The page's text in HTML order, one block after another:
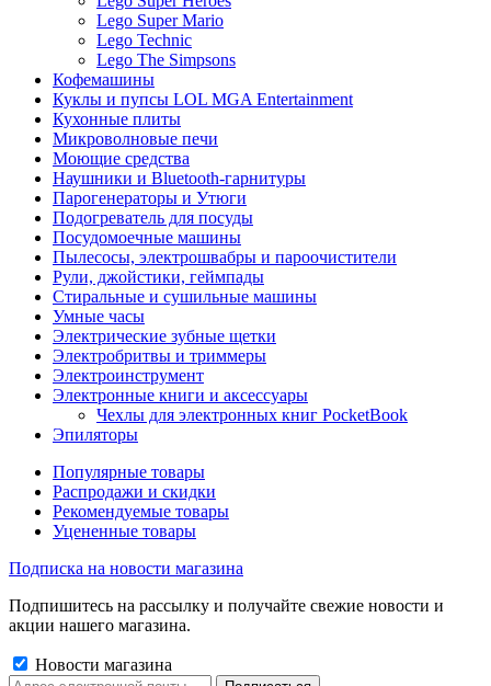
Lego Super Mario
Lego Technic
Lego The Simpsons
Кофемашины
Куклы и пупсы LOL MGA Entertainment
Кухонные плиты
Микроволновые печи
Моющие средства
Наушники и Bluetooth-гарнитуры
Парогенераторы и Утюги
Подогреватель для посуды
Посудомоечные машины
Пылесосы, электрошвабры и пароочистители
Рули, джойстики, геймпады
Стиральные и сушильные машины
Умные часы
Электрические зубные щетки
Электробритвы и триммеры
Электроинструмент
Электронные книги и аксессуары
Чехлы для электронных книг PocketBook
Эпиляторы
Популярные товары
Распродажи и скидки
Рекомендуемые товары
Уцененные товары
Подписка на новости магазина
Подпишитесь на рассылку и получайте свежие новости и
акции нашего магазина.
Новости магазина